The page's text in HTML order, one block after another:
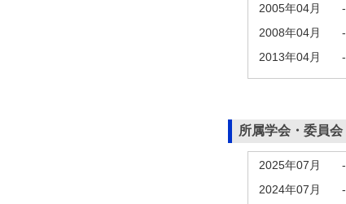
2005年04月 -
2008年04月
-
2013年04月
-
所属学会・委員会
2025年07月 -
2024年07月
-